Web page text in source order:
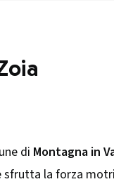
di Montagna in
la forza